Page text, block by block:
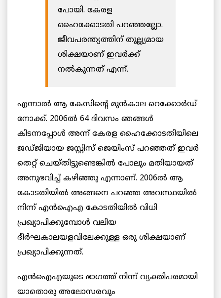
പോയി. കേരള
ഹൈക്കോടതി പറഞ്ഞല്ലോ.
ജീവപരന്ത്യത്തിന് തുല്ല്യമായ
ശിക്ഷയാണ് ഇവർക്ക്
നൽകുന്നത് എന്ന്.
എന്നാൽ ആ കേസിന്റെ മുൻകാല റെക്കോർഡ്
നോക്ക്. 2006ൽ 64 ദിവസം ഞങ്ങൾ
കിടന്നപ്പോൾ അന്ന് കേരള ഹൈക്കോടതിയിലെ
ജഡ്ജിയായ ജസ്റ്റിസ് ജെയിംസ് പറഞ്ഞത് ഇവർ
തെറ്റ് ചെയ്തിട്ടുണ്ടെങ്കിൽ പോലും മതിയായത്
അനുഭവിച്ച് കഴിഞ്ഞു എന്നാണ്. 2006ൽ ആ
കോടതിയിൽ അങ്ങനെ പറഞ്ഞ അവസ്ഥയിൽ
നിന്ന് എൻഐഎ കോടതിയിൽ വിധി
പ്രഖ്യാപിക്കുമ്പോൾ വലിയ
ദീർഘകാലയളവിലേക്കുള്ള ഒരു ശിക്ഷയാണ്
പ്രഖ്യാപിക്കുന്നത്.
എൻഐഎയുടെ ഭാഗത്ത് നിന്ന് വ്യക്തിപരമായി
യാതൊരു അലോസരവും